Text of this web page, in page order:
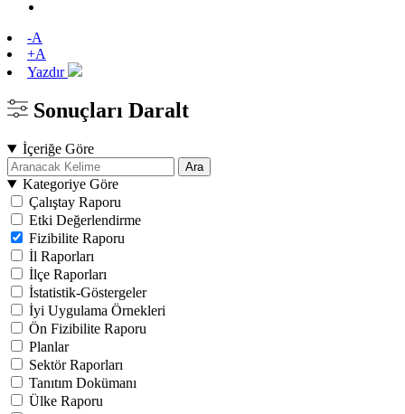
-A
+A
Yazdır
Sonuçları Daralt
İçeriğe Göre
Ara
Kategoriye Göre
Çalıştay Raporu
Etki Değerlendirme
Fizibilite Raporu
İl Raporları
İlçe Raporları
İstatistik-Göstergeler
İyi Uygulama Örnekleri
Ön Fizibilite Raporu
Planlar
Sektör Raporları
Tanıtım Dokümanı
Ülke Raporu